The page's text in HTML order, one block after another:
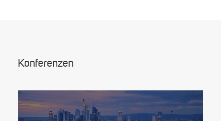
Konferenzen